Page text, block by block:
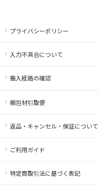
ご利用ガイド
特定商取引法に基づく表記
梱包材引取便
返品・キャンセル・保証について
プライバシーポリシー
入力不具合について
搬入経路の確認